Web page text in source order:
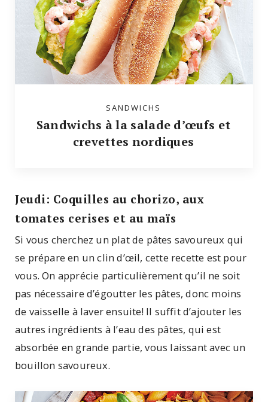
SANDWICHS
Sandwichs à la salade d’œufs et
crevettes nordiques
Jeudi: Coquilles au chorizo, aux
tomates cerises et au maïs
Si vous cherchez un plat de pâtes savoureux qui
se prépare en un clin d’œil, cette recette est pour
vous. On apprécie particulièrement qu’il ne soit
pas nécessaire d’égoutter les pâtes, donc moins
de vaisselle à laver ensuite! Il suffit d’ajouter les
autres ingrédients à l’eau des pâtes, qui est
absorbée en grande partie, vous laissant avec un
bouillon savoureux.